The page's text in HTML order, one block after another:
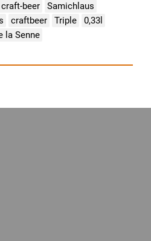
craft-beer
Samichlaus
craftbeer Triple
0,33l
la Senne